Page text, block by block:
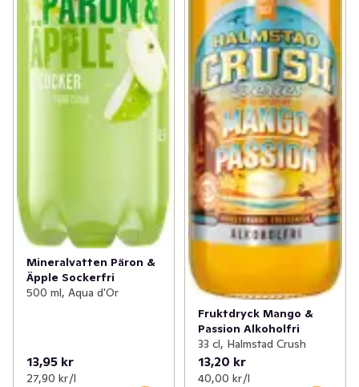
Mineralvatten Päron &
Äpple Sockerfri
500 ml, Aqua d'Or
13,95 kr
27,90 kr /l
Fruktdryck Mango &
Passion Alkoholfri
33 cl, Halmstad Crush
13,20 kr
40,00 kr /l